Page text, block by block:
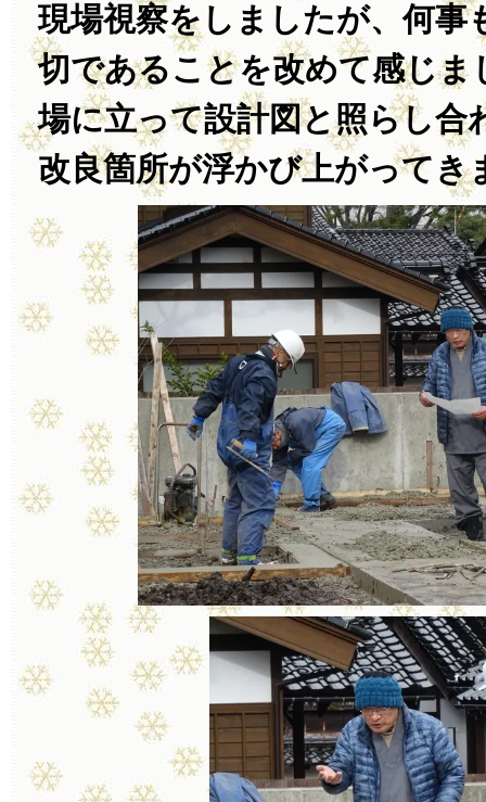
現場視察をしましたが、何事
切であることを改めて感じま
場に立って設計図と照らし合
改良箇所が浮かび上がってき